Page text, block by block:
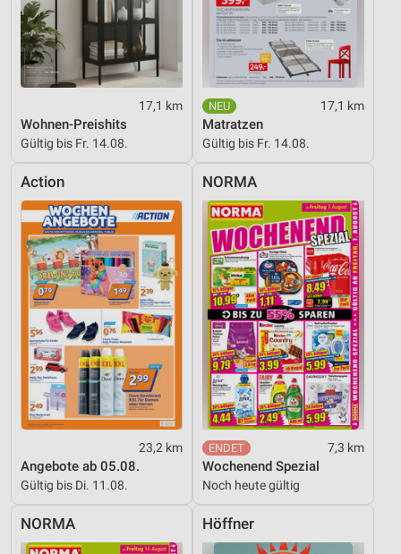
17,1 km
Wohnen-Preishits
Gültig bis Fr. 14.08.
17,1 km
Matratzen
Gültig bis Fr. 14.08.
Action
23,2 km
Angebote ab 05.08.
Gültig bis Di. 11.08.
NORMA
7,3 km
Wochenend Spezial
Noch heute gültig
NORMA Höffner